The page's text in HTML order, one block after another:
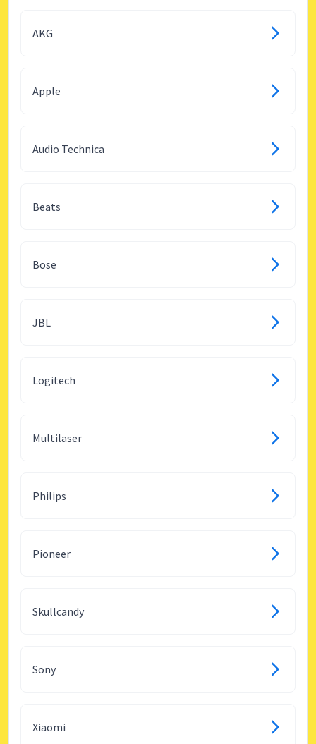
AKG
Apple
Audio Technica
Beats
Bose
JBL
Logitech
Multilaser
Philips
Pioneer
Skullcandy
Sony
Xiaomi